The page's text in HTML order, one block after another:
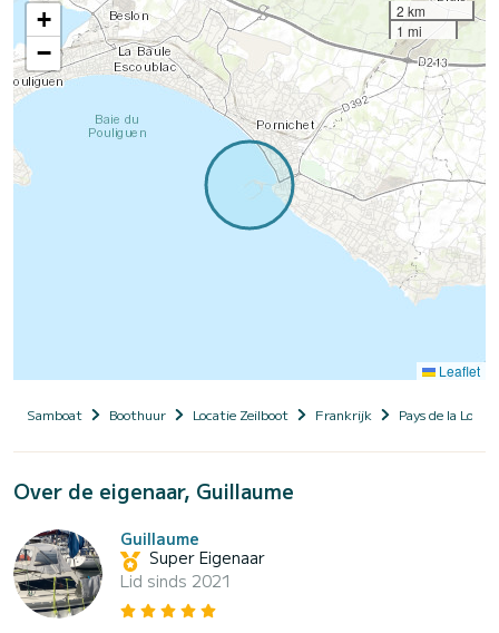
+
−
2 km
1 mi
Leaflet
Samboat Boothuur Locatie Zeilboot Frankrijk Pays de la Loire
Over de eigenaar, Guillaume
Guillaume
Super Eigenaar
Lid sinds 2021